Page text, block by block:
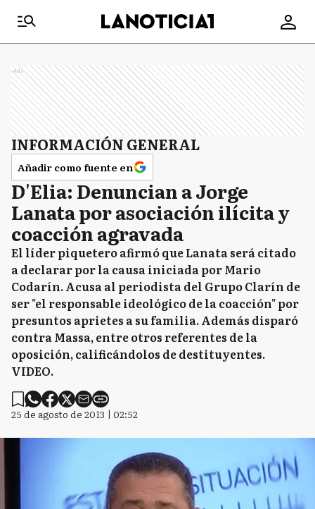
Ads
INFORMACIÓN GENERAL
Añadir como fuente en
D'Elia: Denuncian a Jorge
Lanata por asociación ilícita y
coacción agravada
El líder piquetero afirmó que Lanata será citado
a declarar por la causa iniciada por Mario
Codarín. Acusa al periodista del Grupo Clarín de
ser "el responsable ideológico de la coacción" por
presuntos aprietes a su familia. Además disparó
contra Massa, entre otros referentes de la
oposición, calificándolos de destituyentes.
VIDEO.
25 de agosto de 2013 | 02:52